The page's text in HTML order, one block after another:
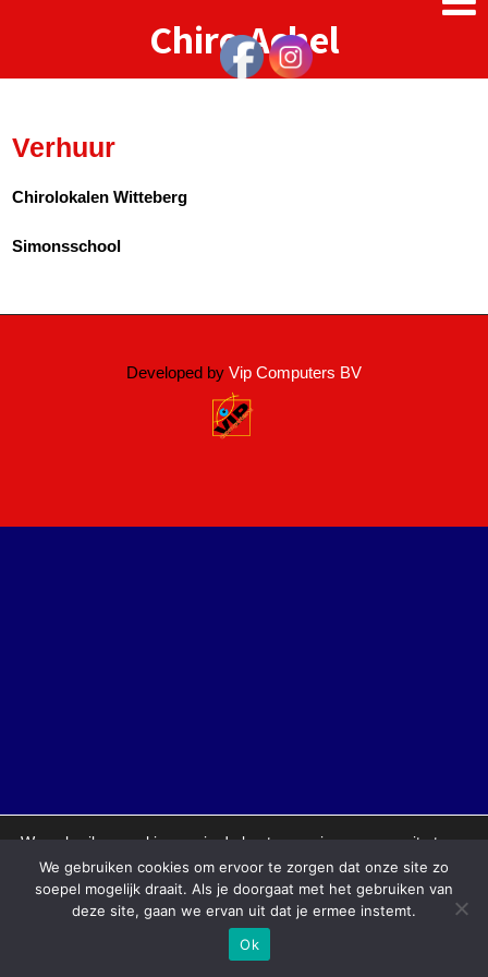
ChiroAchel
Verhuur
Chirolokalen Witteberg
Simonsschool
Developed by Vip Computers BV
We gebruiken cookies om je de beste ervaring op onze site te
bieden.
Je kunt meer informatie vinden over welke cookies we gebruiken
of deze uitschakelen in de
instellingen
Instellingen
We gebruiken cookies om ervoor te zorgen dat onze site zo
soepel mogelijk draait. Als je doorgaat met het gebruiken van
deze site, gaan we ervan uit dat je ermee instemt.
Ok